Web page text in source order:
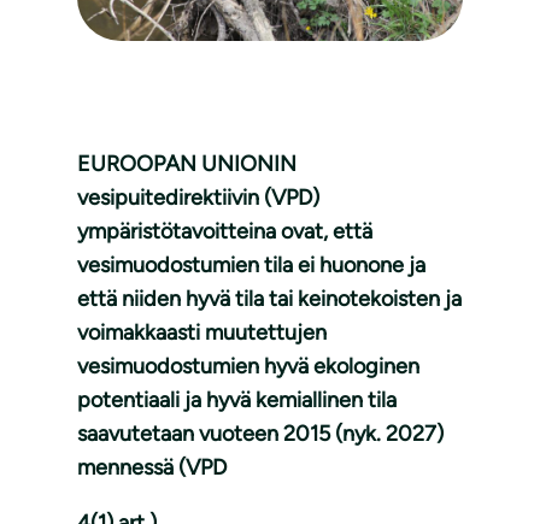
EUROOPAN UNIONIN
vesipuitedirektiivin (VPD)
ympäristötavoitteina ovat, että
vesimuodostumien tila ei huonone ja
että niiden hyvä tila tai keinotekoisten ja
voimakkaasti muutettujen
vesimuodostumien hyvä ekologinen
potentiaali ja hyvä kemiallinen tila
saavutetaan vuoteen 2015 (nyk. 2027)
mennessä (VPD